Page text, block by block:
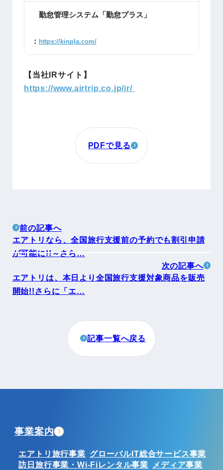
勤怠管理システム「勤怠プラス」
： https://kinpla.com/
【当社IRサイト】
https://www.airtrip.co.jp/ir/
PDFで見る
前の記事へ
エアトリなら、全国旅行支援前の予約でも割引申請
が可能に!!～さら…
次の記事へ
エアトリは、本日より全国旅行支援対象商品を販売
開始!!さらに「エ…
記事一覧へ戻る
事業案内
エアトリ旅行事業 グローバルIT総合サービス事業
訪日旅行事業・Wi-Fiレンタル事業
メディア事業